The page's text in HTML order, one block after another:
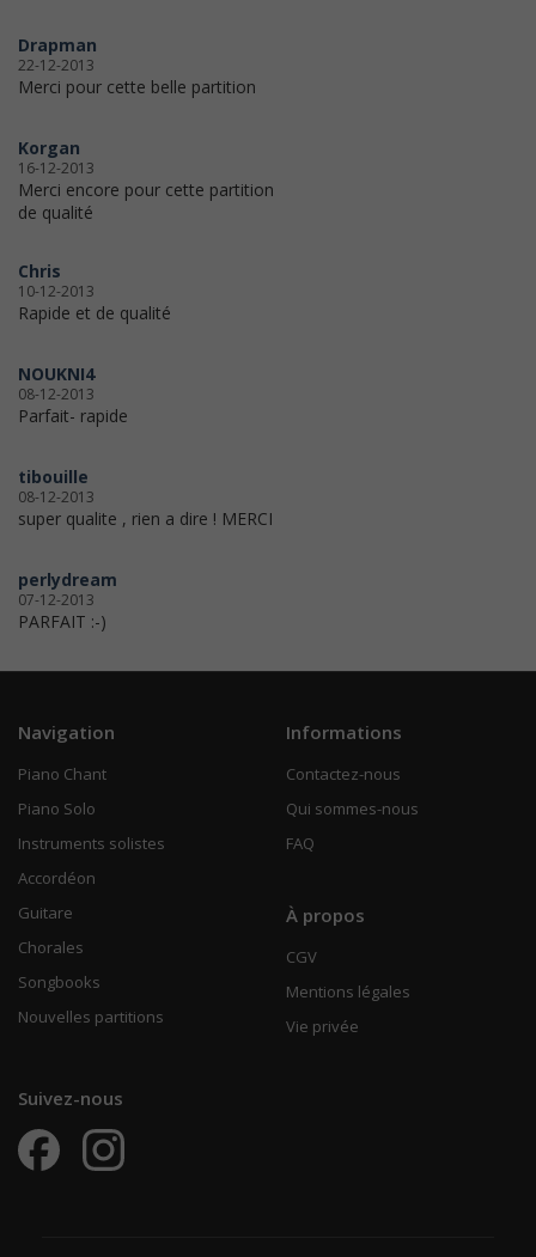
Drapman
22-12-2013
Merci pour cette belle partition
Korgan
16-12-2013
Merci encore pour cette partition
de qualité
Chris
10-12-2013
Rapide et de qualité
NOUKNI4
08-12-2013
Parfait- rapide
tibouille
08-12-2013
super qualite , rien a dire ! MERCI
perlydream
07-12-2013
PARFAIT :-)
Navigation
Piano Chant
Piano Solo
Instruments solistes
Accordéon
Guitare
Chorales
Songbooks
Nouvelles partitions
Informations
Contactez-nous
Qui sommes-nous
FAQ
À propos
CGV
Mentions légales
Vie privée
Suivez-nous